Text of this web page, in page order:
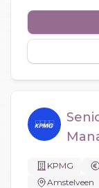
KPMG
Amstelveen